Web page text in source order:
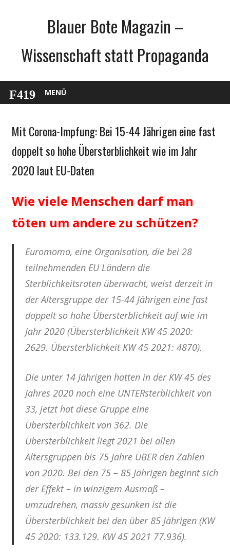
Blauer Bote Magazin –
Wissenschaft statt Propaganda
MENÜ
Gesellschaft
Politik
Wirtschaft
Mit Corona-Impfung: Bei 15-44 Jährigen eine fast
doppelt so hohe Übersterblichkeit wie im Jahr
2020 laut EU-Daten
Wie viele Menschen darf man
töten um andere zu schützen?
Euromomo, eine Organisation, die bei 28
teilnehmenden EU Ländern die
Sterblichkeitsraten überwacht, weist derzeit in
der Altersgruppe der 15-44 Jährigen eine fast
doppelt so hohe Übersterblichkeit auf wie im
Jahr 2020 (Übersterblichkeit KW 45 2020:
2629. Übersterblichkeit KW 45 2021: 4870).
Die unter 14 Jährigen hatten in der KW 45 des
Jahres 2020 noch eine UNTERsterblichkeit von
33, jetzt hat diese Gruppe eine
Übersterblichkeit von 362. Die
Übersterblichkeit liegt 2021 bei allen
Altersgruppen bis 75 Jahre ÜBER den Zahlen
von 2020. Bei den 75 – 85 Jährigen beginnt sich
der Effekt – in winzigem Ausmaß –
umzudrehen, massiv gesunken ist die
Übersterblichkeit bei den über 85 Jährigen (KW
45 2020: 133.129. KW 45 2021 77.936).